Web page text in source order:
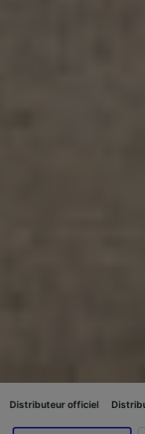
Distributeur officiel